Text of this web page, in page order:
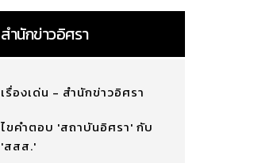
สำนักข่าวอิศรา
เรื่องเด่น - สำนักข่าวอิศรา
ไขคำตอบ 'สถาบันอิศรา' กับ
'สสส.'